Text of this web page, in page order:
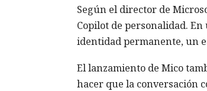
Según el director de
Copilot de personalidad.
identidad permanente, un
El lanzamiento de Mico
hacer que la conversación